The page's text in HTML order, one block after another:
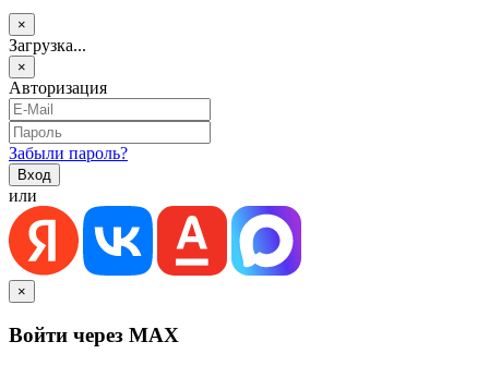
×
Загрузка...
×
Авторизация
Забыли пароль?
или
×
Войти через MAX